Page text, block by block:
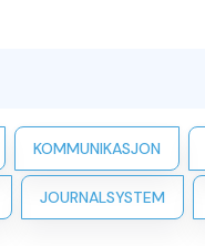
KOMMUNIKASJON
JOURNALSYSTEM